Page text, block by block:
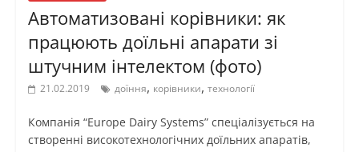
Автоматизовані корівники: як
працюють доїльні апарати зі
штучним інтелектом (фото)
21.02.2019 доїння, корівники, технології
Компанія “Europe Dairy Systems” спеціалізується на
створенні високотехнологічних доїльних апаратів,